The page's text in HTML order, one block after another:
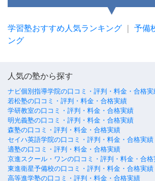
学習塾おすすめ人気ランキング
予備
ング
人気の塾から探す
ナビ個別指導学院の口コミ・評判・料金・合格実
若松塾の口コミ・評判・料金・合格実績
学研教室の口コミ・評判・料金・合格実績
明光義塾の口コミ・評判・料金・合格実績
森塾の口コミ・評判・料金・合格実績
セイハ英語学院の口コミ・評判・料金・合格実績
適塾の口コミ・評判・料金・合格実績
京進スクール・ワンの口コミ・評判・料金・合格
東進衛星予備校の口コミ・評判・料金・合格実績
高等進学塾の口コミ・評判・料金・合格実績